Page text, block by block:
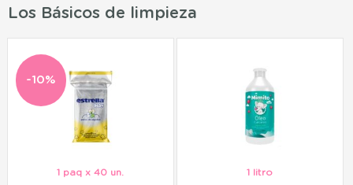
Los Básicos de limpieza
-10%
1 paq x 40 un. 1 litro